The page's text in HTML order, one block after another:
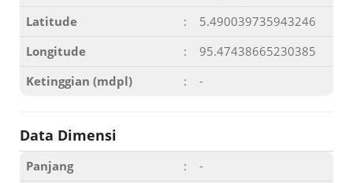
Latitude
:
5.490039735943246
Longitude
:
95.47438665230385
Ketinggian (mdpl)
: -
Data Dimensi
Panjang :
-